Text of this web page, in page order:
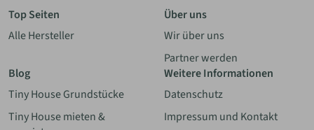
Top Seiten
Alle Hersteller
Über uns
Wir über uns
Partner werden
Blog
Tiny House Grundstücke
Tiny House mieten &
Weitere Informationen
Datenschutz
Impressum und Kontakt